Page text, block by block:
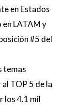
en Estados
LATAM y
#5 del
temas
TOP 5 de la
los 4.1 mil